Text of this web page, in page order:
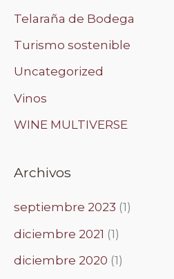
Telaraña de Bodega
Turismo sostenible
Uncategorized
Vinos
WINE MULTIVERSE
Archivos
septiembre 2023 (1)
diciembre 2021 (1)
diciembre 2020 (1)